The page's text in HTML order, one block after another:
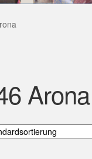
Arona